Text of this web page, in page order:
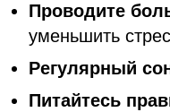
Проводите
уменьшить
Регулярный
Питайтесь